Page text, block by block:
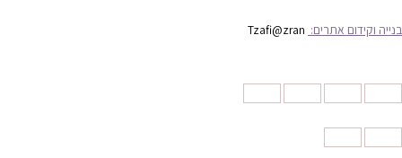
בנייה וקידום אתרים: Tzafi@zran